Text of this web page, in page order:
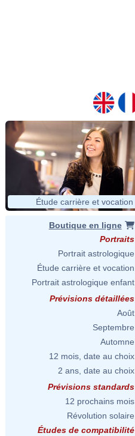
Étude carrière et vocation
Boutique en ligne
Portraits
Portrait astrologique
Étude carrière et vocation
Portrait astrologique enfant
Prévisions détaillées
Août
Septembre
Automne
12 mois, date au choix
2 ans, date au choix
Prévisions standards
12 prochains mois
Révolution solaire
Études de compatibilité